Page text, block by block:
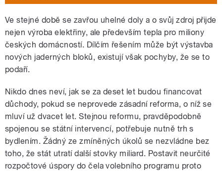
Ve stejné době se zavřou uhelné doly a o svůj zdroj přijde
nejen výroba elektřiny, ale především tepla pro miliony
českých domácností. Dílčím řešením může být výstavba
nových jaderných bloků, existují však pochyby, že se to
podaří.
Nikdo dnes neví, jak se za deset let budou financovat
důchody, pokud se neprovede zásadní reforma, o níž se
mluví už dvacet let. Stejnou reformu, pravděpodobně
spojenou se státní intervencí, potřebuje nutně trh s
bydlením. Žádný ze zmíněných úkolů se nezvládne bez
toho, že stát utratí další stovky miliard. Postavit neurčité
rozpočtové úspory do čela volebního programu proto